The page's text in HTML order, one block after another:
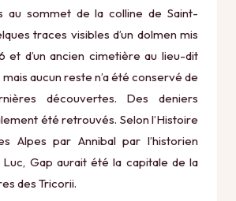
au sommet de la colline de Saint-
traces visibles d’un dolmen mis
et d’un ancien cimetière au lieu-dit
aucun reste n’a été conservé de
découvertes. Des deniers
été retrouvés. Selon l’Histoire
Alpes par Annibal par l’historien
Luc, Gap aurait été la capitale de la
des Tricorii.